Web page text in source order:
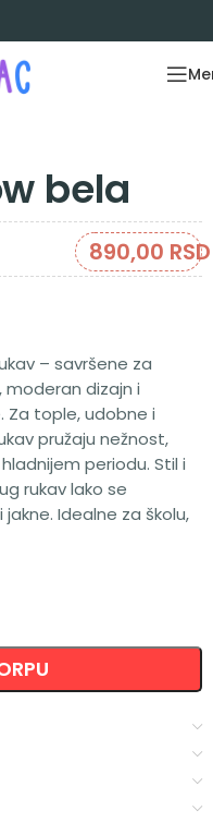
bela
890,00 RSD
– savršene za
moderan dizajn i
Za tople, udobne i
pružaju nežnost,
periodu. Stil i
rukav lako se
Idealne za školu,